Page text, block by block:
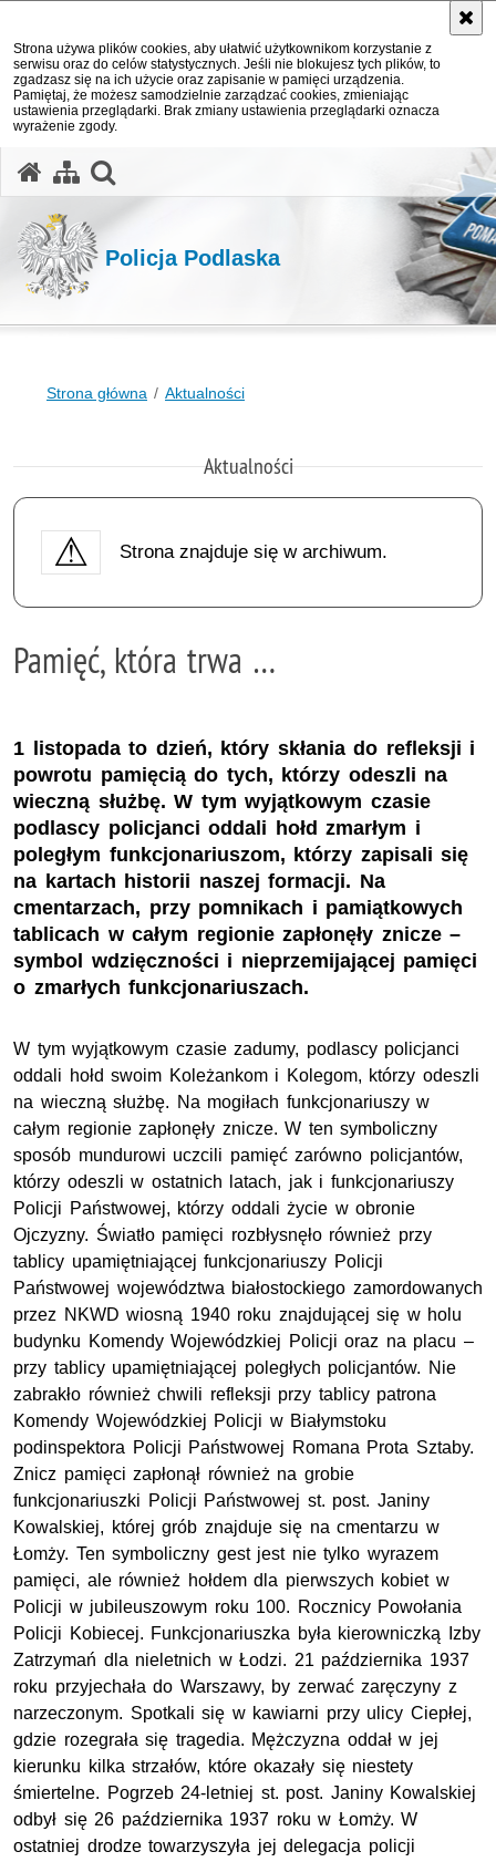
Strona używa plików cookies, aby ułatwić użytkownikom korzystanie z
serwisu oraz do celów statystycznych. Jeśli nie blokujesz tych plików, to
zgadzasz się na ich użycie oraz zapisanie w pamięci urządzenia.
Pamiętaj, że możesz samodzielnie zarządzać cookies, zmieniając
ustawienia przeglądarki. Brak zmiany ustawienia przeglądarki oznacza
wyrażenie zgody.
Policja Podlaska
Strona główna Aktualności
Aktualności
Strona znajduje się w archiwum.
Pamięć, która trwa …
1 listopada to dzień, który skłania do refleksji i
powrotu pamięcią do tych, którzy odeszli na
wieczną służbę. W tym wyjątkowym czasie
podlascy policjanci oddali hołd zmarłym i
poległym funkcjonariuszom, którzy zapisali się
na kartach historii naszej formacji. Na
cmentarzach, przy pomnikach i pamiątkowych
tablicach w całym regionie zapłonęły znicze –
symbol wdzięczności i nieprzemijającej pamięci
o zmarłych funkcjonariuszach.
W tym wyjątkowym czasie zadumy, podlascy policjanci
oddali hołd swoim Koleżankom i Kolegom, którzy odeszli
na wieczną służbę. Na mogiłach funkcjonariuszy w
całym regionie zapłonęły znicze. W ten symboliczny
sposób mundurowi uczcili pamięć zarówno policjantów,
którzy odeszli w ostatnich latach, jak i funkcjonariuszy
Policji Państwowej, którzy oddali życie w obronie
Ojczyzny. Światło pamięci rozbłysnęło również przy
tablicy upamiętniającej funkcjonariuszy Policji
Państwowej województwa białostockiego zamordowanych
przez NKWD wiosną 1940 roku znajdującej się w holu
budynku Komendy Wojewódzkiej Policji oraz na placu –
przy tablicy upamiętniającej poległych policjantów. Nie
zabrakło również chwili refleksji przy tablicy patrona
Komendy Wojewódzkiej Policji w Białymstoku
podinspektora Policji Państwowej Romana Prota Sztaby.
Znicz pamięci zapłonął również na grobie
funkcjonariuszki Policji Państwowej st. post. Janiny
Kowalskiej, której grób znajduje się na cmentarzu w
Łomży. Ten symboliczny gest jest nie tylko wyrazem
pamięci, ale również hołdem dla pierwszych kobiet w
Policji w jubileuszowym roku 100. Rocznicy Powołania
Policji Kobiecej. Funkcjonariuszka była kierowniczką Izby
Zatrzymań dla nieletnich w Łodzi. 21 października 1937
roku przyjechała do Warszawy, by zerwać zaręczyny z
narzeczonym. Spotkali się w kawiarni przy ulicy Ciepłej,
gdzie rozegrała się tragedia. Mężczyzna oddał w jej
kierunku kilka strzałów, które okazały się niestety
śmiertelne. Pogrzeb 24-letniej st. post. Janiny Kowalskiej
odbył się 26 października 1937 roku w Łomży. W
ostatniej drodze towarzyszyła jej delegacja policji